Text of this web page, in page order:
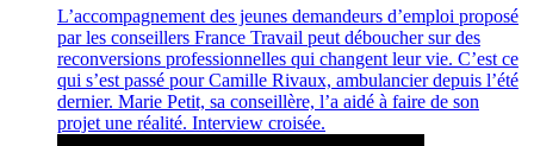
L’accompagnement des jeunes demandeurs d’emploi proposé
par les conseillers France Travail peut déboucher sur des
reconversions professionnelles qui changent leur vie. C’est ce
qui s’est passé pour Camille Rivaux, ambulancier depuis l’été
dernier. Marie Petit, sa conseillère, l’a aidé à faire de son
projet une réalité. Interview croisée.